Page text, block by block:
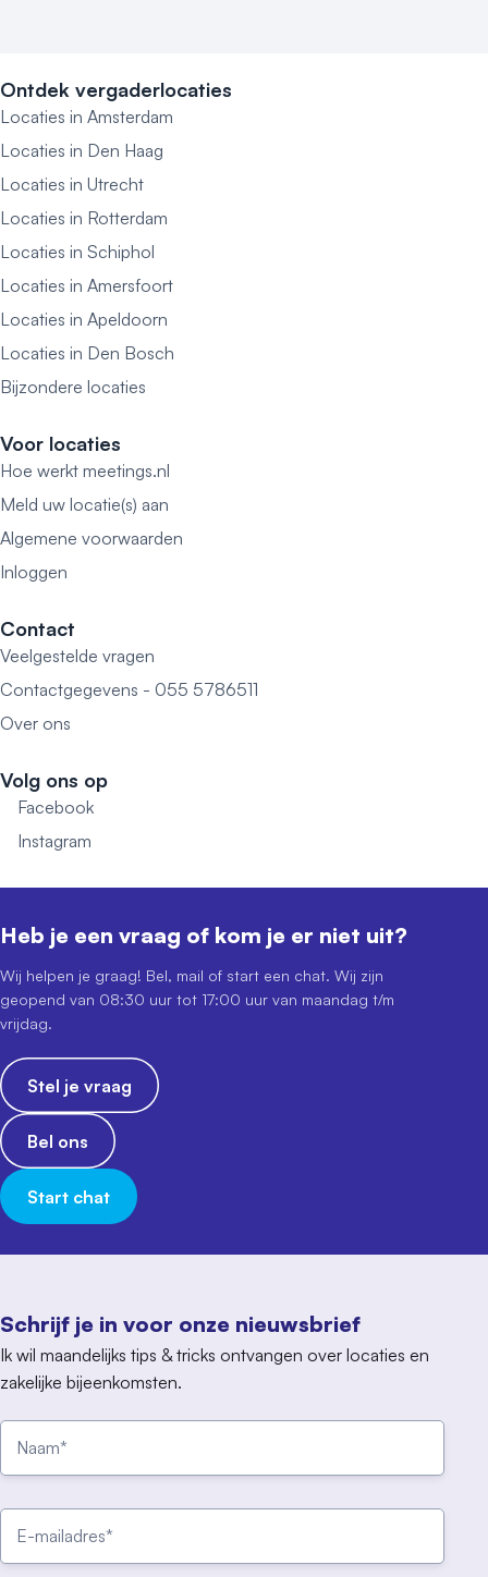
Ontdek vergaderlocaties
Locaties in Amsterdam
Locaties in Den Haag
Locaties in Utrecht
Locaties in Rotterdam
Locaties in Schiphol
Locaties in Amersfoort
Locaties in Apeldoorn
Locaties in Den Bosch
Bijzondere locaties
Voor locaties
Hoe werkt meetings.nl
Meld uw locatie(s) aan
Algemene voorwaarden
Inloggen
Contact
Veelgestelde vragen
Contactgegevens - 055 5786511
Over ons
Volg ons op
Facebook
Instagram
Schrijf je in voor onze nieuwsbrief
Ik wil maandelijks tips & tricks ontvangen over locaties en
zakelijke bijeenkomsten.
Heb je een vraag of kom je er niet uit?
Wij helpen je graag! Bel, mail of start een chat. Wij zijn
geopend van 08:30 uur tot 17:00 uur van maandag t/m
vrijdag.
Stel je vraag
Bel ons
Start chat